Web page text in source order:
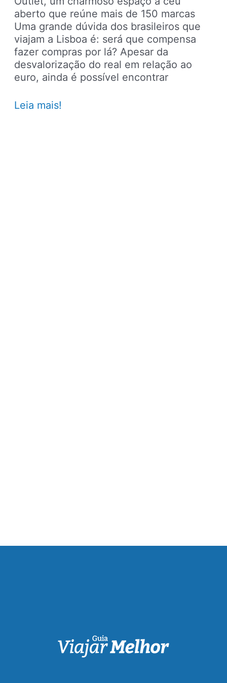
aberto que reúne mais de 150 marcas
Uma grande dúvida dos brasileiros que
viajam a Lisboa é: será que compensa
fazer compras por lá? Apesar da
desvalorização do real em relação ao
euro, ainda é possível encontrar
Onde
Leia mais!